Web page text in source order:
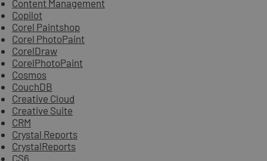
Content Management
Copilot
Corel Paintshop
Corel PhotoPaint
CorelDraw
CorelPhotoPaint
Cosmos
CouchDB
Creative Cloud
Creative Suite
CRM
Crystal Reports
CrystalReports
CS6